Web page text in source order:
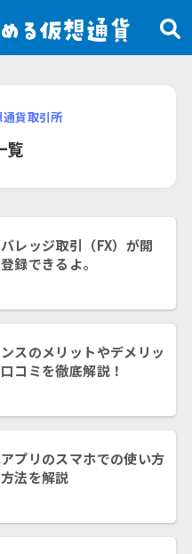
通貨取引所
覧
レッジ取引（FX）が開
録できるよ。
ンスのメリットやデメリッ
コミを徹底解説！
プリのスマホでの使い方
法を解説